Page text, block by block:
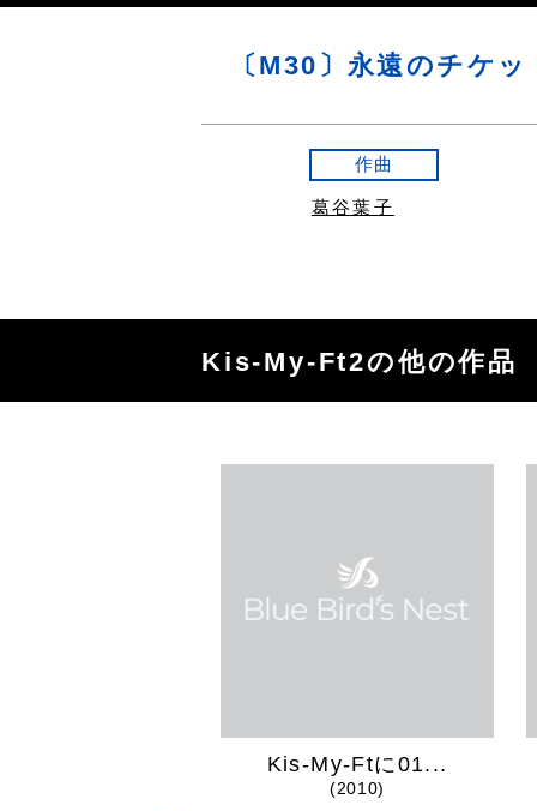
〔M30〕永遠のチケッ
作曲
葛谷葉子
Kis-My-Ft2の他の作品
Kis-My-Ftに01...
(2010)